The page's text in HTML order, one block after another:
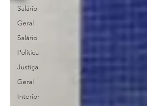
Salário
Geral
Salário
Política
Justiça
Geral
Interior